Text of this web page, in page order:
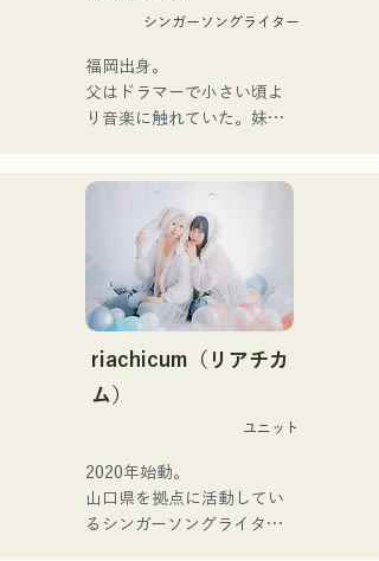
드 편성 등 다양한 형태로 음
악을 표현한다.
녹음과 라이브 지원에는 지
의 오오츠키(Dr.), the
perfect me의 후루히로 유야
(Gt.), xanadoo의 S0.(Ba.)를
맞아 활동을 한다.
【NEW SINGLE】
2025년 6월 25일에 신곡
「세계는 사랑이야」를 릴리
스.
シンガーソングライター
福岡出身。
父はドラマーで小さい頃よ
り音楽に触れていた。妹
家族で音楽を楽しむミュー
ジックファミリー。
10代後半にアメリカへ4年
半留学。
現在はLOVE FMの"music
×serendipity"でラジオDJを
務める。
デルやタレントとしても活
躍中。世界的有名なオーデ
ゴットタレント」で日本人
の芸人史上初のゴールデン
ブザーを獲得し、その後ス
riachicum（リアチカ
ム）
ユニット
2020年始動。
山口県を拠点に活動してい
るシンガーソングライター